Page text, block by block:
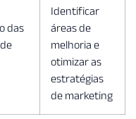
das
Identificar
áreas de
melhoria e
otimizar as
estratégias
de marketing